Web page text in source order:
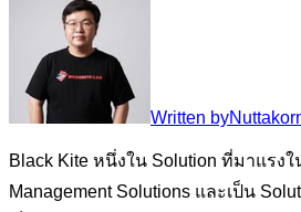
Written by
Black Kite หนึ่งใน Solution ที่มาแรง
Management Solutions และเป็น